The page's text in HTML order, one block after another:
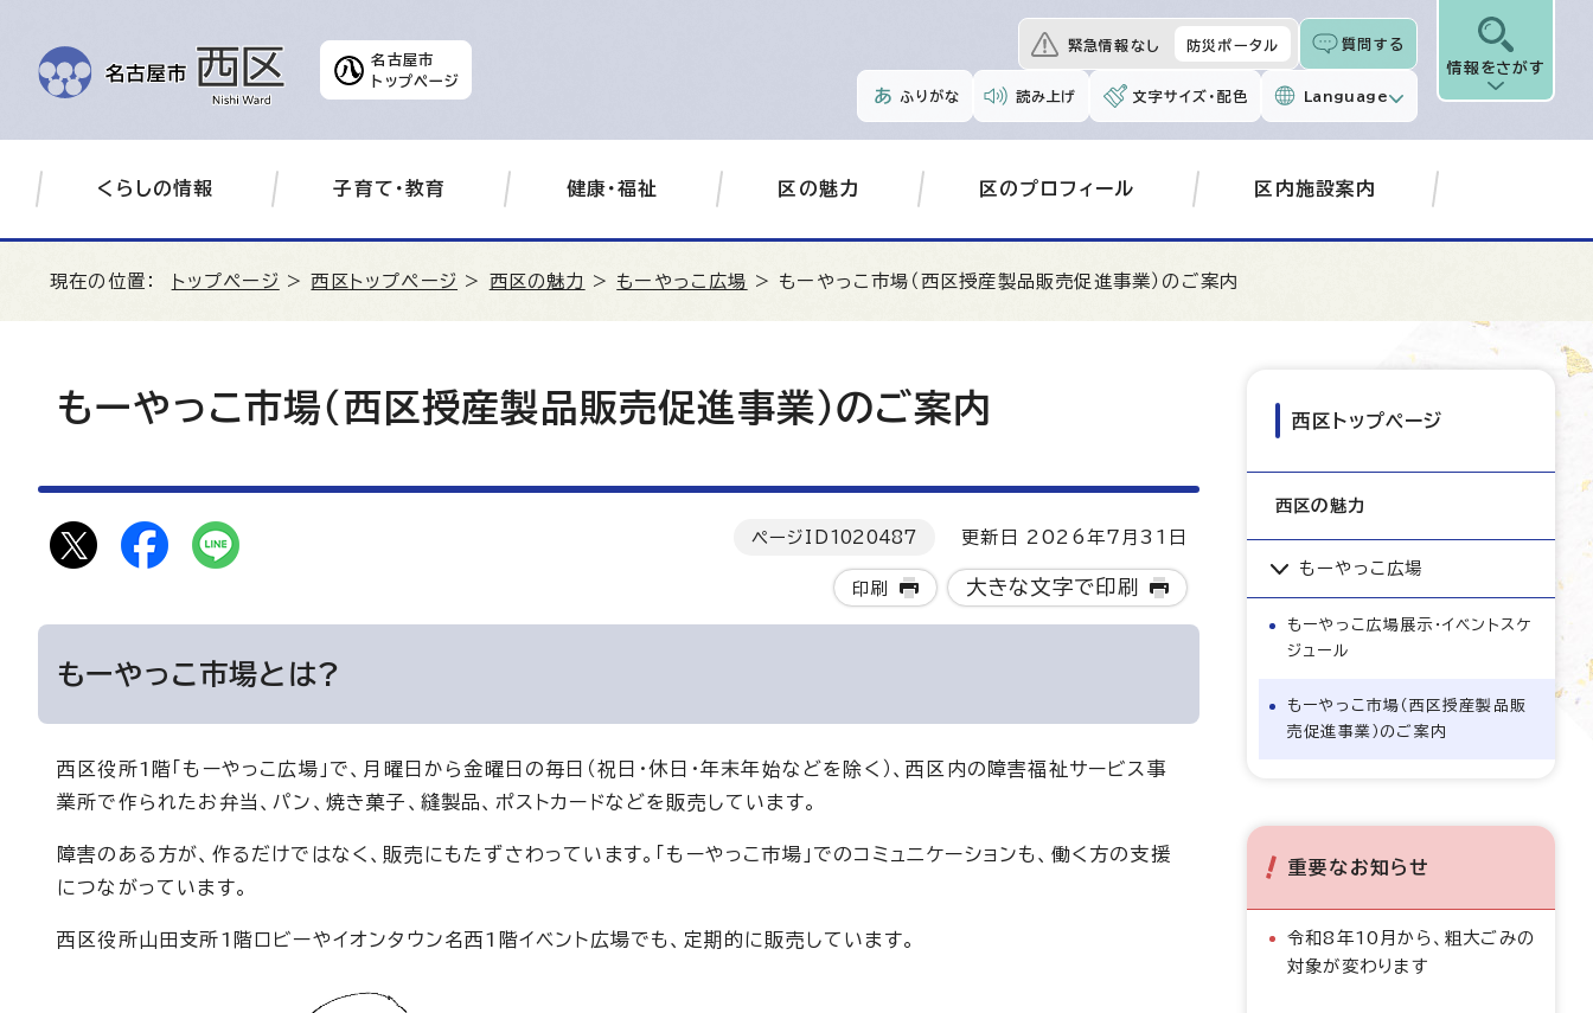
名古屋市
トップページ
緊急情報なし 防災ポータル 質問する
ふりがな 読み上げ 文字サイズ・配色 Language
情報をさがす
くらしの情報 子育て・教育 健康・福祉 区の魅力 区のプロフィール 区内施設案内
現在の位置： トップページ > 西区トップページ > 西区の魅力 > もーやっこ広場 > もーやっこ市場（西区授産製品販売促進事業）のご案内
もーやっこ市場（西区授産製品販売促進事業）のご案内
ページID 1020487 更新日 2026年7月31日
印刷 大きな文字で印刷
もーやっこ市場とは?
西区役所1階「もーやっこ広場」で、月曜日から金曜日の毎日（祝日・休日・年末年始などを除く）、西区内の障害福祉サービス事
業所で作られたお弁当、パン、焼き菓子、縫製品、ポストカードなどを販売しています。
障害のある方が、作るだけではなく、販売にもたずさわっています。「もーやっこ市場」でのコミュニケーションも、働く方の支援
につながっています。
西区役所山田支所1階ロビーやイオンタウン名西1階イベント広場でも、定期的に販売しています。
西区トップページ
西区の魅力
もーやっこ広場
もーやっこ広場展示・イベントスケ
ジュール
もーやっこ市場（西区授産製品販
売促進事業）のご案内
重要なお知らせ
令和8年10月から、粗大ごみの
対象が変わります